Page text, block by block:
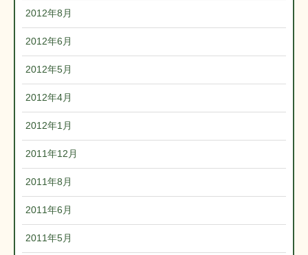
2012年8月
2012年6月
2012年5月
2012年4月
2012年1月
2011年12月
2011年8月
2011年6月
2011年5月